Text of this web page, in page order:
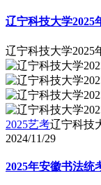
辽宁科技大学2025
辽宁科技大学2025
2025艺考辽宁科技
2024/11/29
2025年安徽书法统